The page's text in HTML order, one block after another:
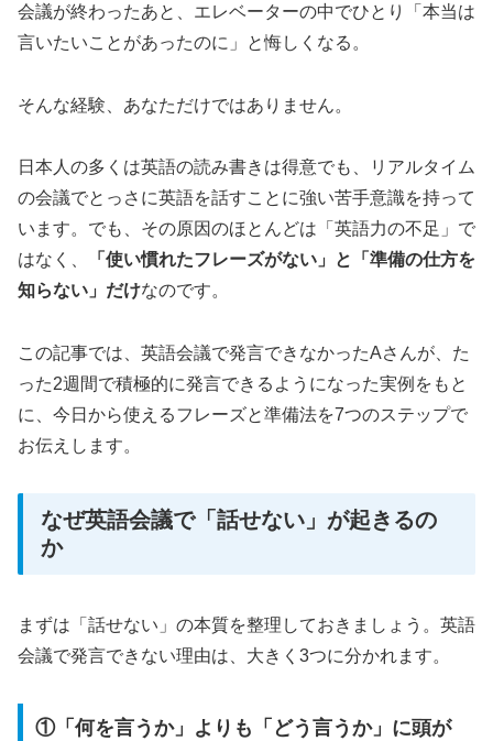
会議が終わったあと、エレベーターの中でひとり「本当は
言いたいことがあったのに」と悔しくなる。
そんな経験、あなただけではありません。
日本人の多くは英語の読み書きは得意でも、リアルタイム
の会議でとっさに英語を話すことに強い苦手意識を持って
います。でも、その原因のほとんどは「英語力の不足」で
はなく、
「使い慣れたフレーズがない」と「準備の仕方を
知らない」だけなのです。
この記事では、英語会議で発言できなかったAさんが、た
った2週間で積極的に発言できるようになった実例をもと
に、今日から使えるフレーズと準備法を7つのステップで
お伝えします。
なぜ英語会議で「話せない」が起きるの
か
まずは「話せない」の本質を整理しておきましょう。英語
会議で発言できない理由は、大きく3つに分かれます。
①「何を言うか」よりも「どう言うか」に頭が